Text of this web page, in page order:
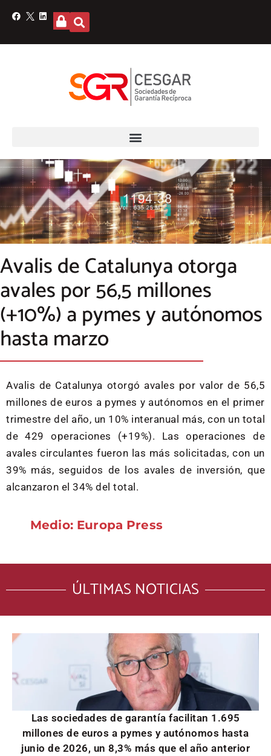
Avalis de Catalunya otorga
avales por 56,5 millones
(+10%) a pymes y autónomos
hasta marzo
Avalis de Catalunya otorgó avales por valor de 56,5
millones de euros a pymes y autónomos en el primer
trimestre del año, un 10% interanual más, con un total
de 429 operaciones (+19%). Las operaciones de
avales circulantes fueron las más solicitadas, con un
39% más, seguidos de los avales de inversión, que
alcanzaron el 34% del total.
Medio: Europa Press
ÚLTIMAS NOTICIAS
Las sociedades de garantía facilitan 1.695
millones de euros a pymes y autónomos hasta
junio de 2026, un 8,3% más que el año anterior